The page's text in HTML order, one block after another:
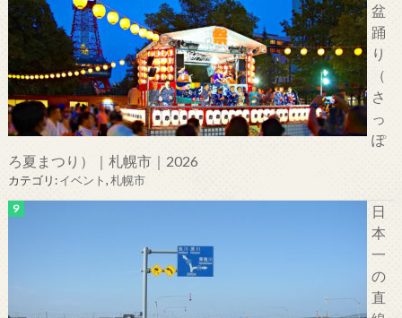
盆
踊
り
（
さ
っ
ぽ
ろ夏まつり）｜札幌市｜2026
カテゴリ:イベント,札幌市
日
本
一
の
直